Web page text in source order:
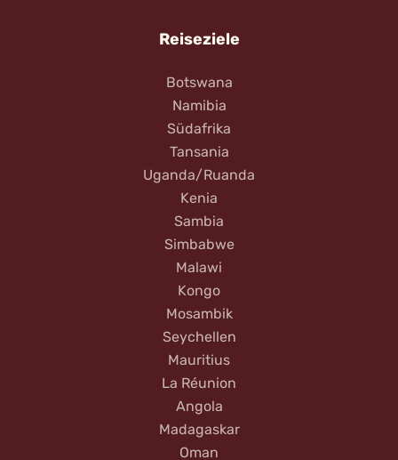
Reiseziele
Botswana
Namibia
Südafrika
Tansania
Uganda/Ruanda
Kenia
Sambia
Simbabwe
Malawi
Kongo
Mosambik
Seychellen
Mauritius
La Réunion
Angola
Madagaskar
Oman